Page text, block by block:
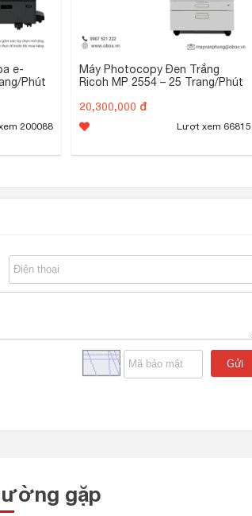
e-
Phút
200088
Máy Photocopy Đen Trắng
Ricoh MP 2554 – 25 Trang/Phút
20,300,000 đ
Lượt xem 66815
Gửi
gặp